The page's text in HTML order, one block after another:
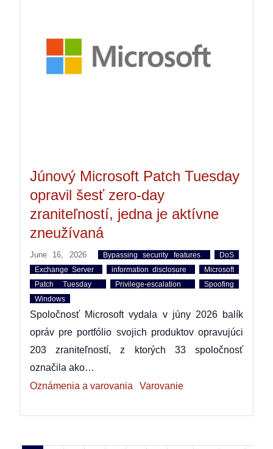
Júnový Microsoft Patch Tuesday
opravil šesť zero-day
zraniteľností, jedna je aktívne
zneužívaná
June 16, 2026 Bypassing security features
DoS
Exchange Server
information disclosure
Microsoft
Patch Tuesday
Privilege-escalation
Spoofing
Windows
Spoločnosť Microsoft vydala v júny 2026 balík
opráv pre portfólio svojich produktov opravujúci
203 zraniteľností, z ktorých 33 spoločnosť
označila ako…
Oznámenia a varovania
Varovanie